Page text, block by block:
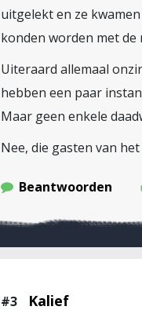
uitgelekt en ze
konden worden met
Uiteraard allemaal
hebben een paar
Maar geen enkele
Nee, die gasten van
Beantwoorden
#3 Kalief